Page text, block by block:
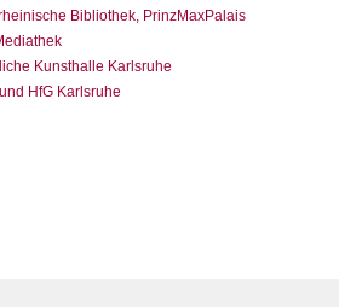
Bibliothek, PrinzMaxPalais
Kunsthalle Karlsruhe
HfG Karlsruhe